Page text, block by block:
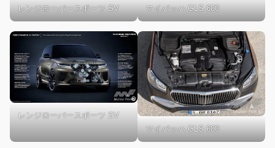
レンジローバースポーツ SV マイバッハ GLS 600
レンジローバースポーツ SV
マイバッハ GLS 600